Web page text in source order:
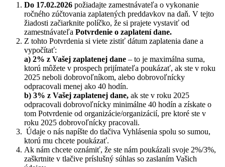
Do 17.02.2026 požiadajte zamestnávateľa o vykonanie
ročného zúčtovania zaplatených preddavkov na daň. V tejto
žiadosti začiarknite políčko, že si prajete vystaviť od
zamestnávateľa Potvrdenie o zaplatení dane.
Z tohto Potvrdenia si viete zistiť dátum zaplatenia dane a
vypočítať:
a) 2% z Vašej zaplatenej dane – to je maximálna suma,
ktorú môžete v prospech prijímateľa poukázať, ak ste v roku
2025 neboli dobrovoľníkom, alebo dobrovoľnícky
odpracovali menej ako 40 hodín.
b) 3% z Vašej zaplatenej dane, ak ste v roku 2025
odpracovali dobrovoľnícky minimálne 40 hodín a získate o
tom Potvrdenie od organizácie/organizácií, pre ktoré ste v
roku 2025 dobrovoľnícky pracovali.
Údaje o nás napíšte do tlačiva Vyhlásenia spolu so sumou,
ktorú mu chcete poukázať.
Ak nám chcete oznámiť, že ste nám poukázali svoje 2%/3%,
zaškrtnite v tlačive príslušný súhlas so zaslaním Vašich